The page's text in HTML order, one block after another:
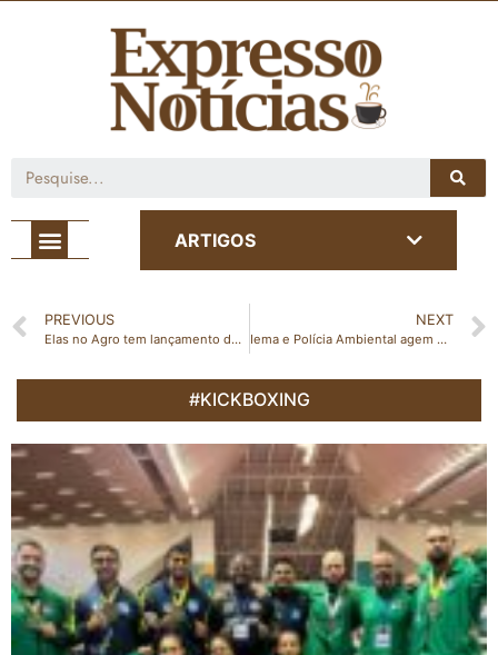
ARTIGOS
PREVIOUS
Elas no Agro tem lançamento de Comissão Capixaba das Mulheres do Agro
NEXT
Iema e Polícia Ambiental agem em conjunto em operação de apreensão de aves silvestres em Castelo
#KICKBOXING